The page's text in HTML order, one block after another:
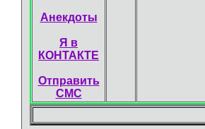
Анекдоты
Я в
КОНТАКТЕ
Отправить
СМС